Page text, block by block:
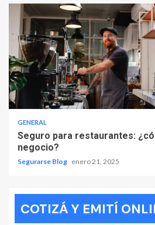
GENERAL
Seguro para restaurantes:
negocio?
Segurarse Blog enero 21, 2025
COTIZÁ Y EMITÍ